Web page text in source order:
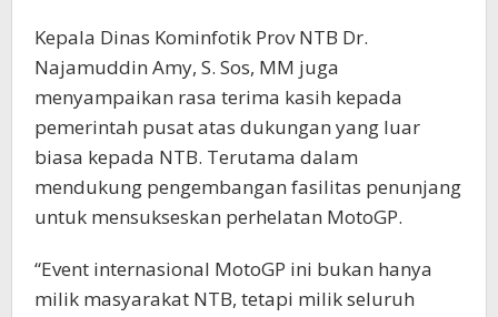
Kepala Dinas Kominfotik Prov NTB Dr.
Najamuddin Amy, S. Sos, MM juga
menyampaikan rasa terima kasih kepada
pemerintah pusat atas dukungan yang luar
biasa kepada NTB. Terutama dalam
mendukung pengembangan fasilitas penunjang
untuk mensukseskan perhelatan MotoGP.
“Event internasional MotoGP ini bukan hanya
milik masyarakat NTB, tetapi milik seluruh